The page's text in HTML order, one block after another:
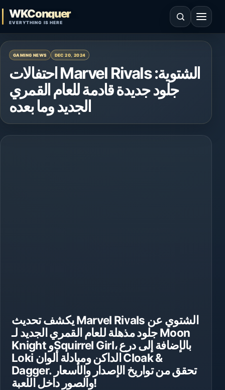
WKConquer
EVERYTHING IS HERE
Open search Open
GAMING NEWS DEC 20, 2024
احتفالات Marvel Rivals الشتوية:
جلود جديدة قادمة للعام القمري
الجديد وما بعده
يكشف تحديث Marvel Rivals الشتوي عن
جلود مذهلة للعام القمري الجديد لـ Moon
Knight وSquirrel Girl، بالإضافة إلى درع
Loki الداكن ومبادلة ألوان Cloak &
Dagger. تحقق من تواريخ الإصدار والأسعار
والصور داخل اللعبة!